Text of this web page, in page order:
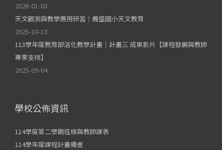
2026-01-03
天文觀測與教學應用研習｜義盛國小天文教育
2025-10-13
113學年度教育部活化教學計畫｜計畫三 成果影片【課程發展與教師
專業支持】
2025-09-04
學校公佈資訊
114學度第二學期班級與教師課表
114學年度課程計畫備查